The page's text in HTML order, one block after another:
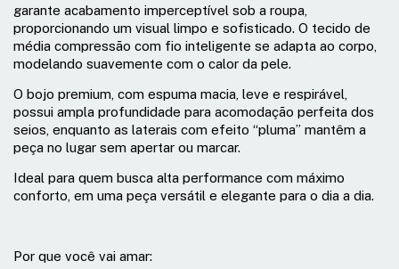
garante acabamento imperceptível sob a roupa,
proporcionando um visual limpo e sofisticado. O tecido de
média compressão com fio inteligente se adapta ao corpo,
modelando suavemente com o calor da pele.
O bojo premium, com espuma macia, leve e respirável,
possui ampla profundidade para acomodação perfeita dos
seios, enquanto as laterais com efeito “pluma” mantêm a
peça no lugar sem apertar ou marcar.
Ideal para quem busca alta performance com máximo
conforto, em uma peça versátil e elegante para o dia a dia.
Por que você vai amar: